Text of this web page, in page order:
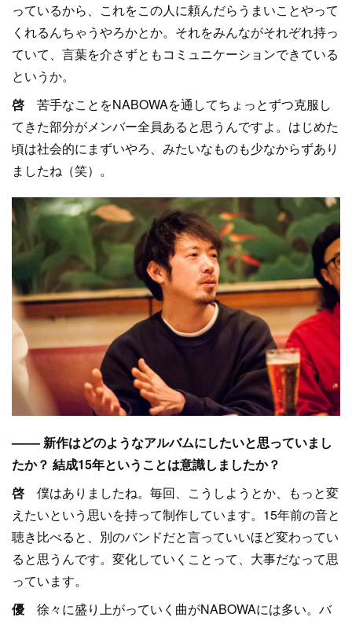
っているから、これをこの人に頼んだらうまいことやって
くれるんちゃうやろかとか。それをみんながそれぞれ持っ
ていて、言葉を介さずともコミュニケーションできている
というか。
啓 苦手なことをNABOWAを通してちょっとずつ克服し
てきた部分がメンバー全員あると思うんですよ。はじめた
頃は社会的にまずいやろ、みたいなものも少なからずあり
ましたね（笑）。
–––– 新作はどのようなアルバムにしたいと思っていまし
たか？ 結成15年ということは意識しましたか？
啓 僕はありましたね。毎回、こうしようとか、もっと変
えたいという思いを持って制作しています。15年前の音と
聴き比べると、別のバンドだと言っていいほど変わってい
ると思うんです。変化していくことって、大事だなって思
っています。
優 徐々に盛り上がっていく曲がNABOWAには多い。バ